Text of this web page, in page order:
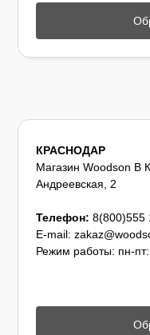
КРАСНОДАР
Магазин Woodson В
Андреевская, 2
Телефон: 8(800)555
E-mail:
Режим работы: пн-